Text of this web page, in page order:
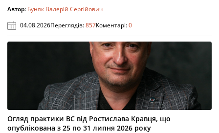
Автор: Буняк Валерій Сергійович
04.08.2026Переглядів:857Коментарі:0
Огляд практики ВС від Ростислава Кравця, що
опублікована з 25 по 31 липня 2026 року